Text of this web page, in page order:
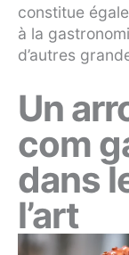
constitue
à la
d’autres
Un
com
dans
l’art